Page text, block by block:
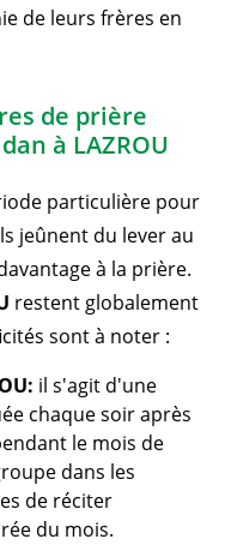
de leurs frères en
de prière
à LAZROU
particulière pour
jeûnent du lever au
à la prière.
restent globalement
sont à noter :
il s'agit d'une
chaque soir après
le mois de
dans les
de réciter
du mois.